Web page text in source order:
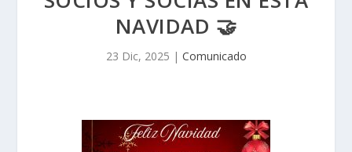
NAVIDAD 🤝
23 Dic, 2025 | Comunicado